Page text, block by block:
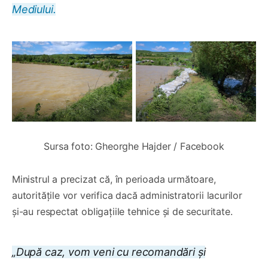
Mediului.
Sursa foto: Gheorghe Hajder / Facebook
Ministrul a precizat că, în perioada următoare,
autoritățile vor verifica dacă administratorii lacurilor
și-au respectat obligațiile tehnice și de securitate.
„După caz, vom veni cu recomandări și